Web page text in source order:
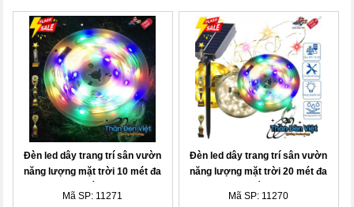
Đèn led dây trang trí sân vườn
năng lượng mặt trời 10 mét đa
Mã SP: 11271
Đèn led dây trang trí sân vườn
năng lượng mặt trời 20 mét đa
Mã SP: 11270